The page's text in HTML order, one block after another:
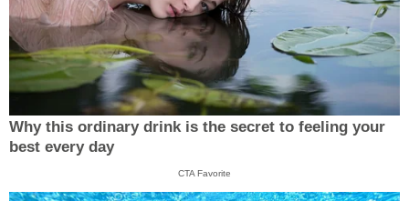
Why this ordinary drink is the secret to feeling your
best every day
CTA Favorite